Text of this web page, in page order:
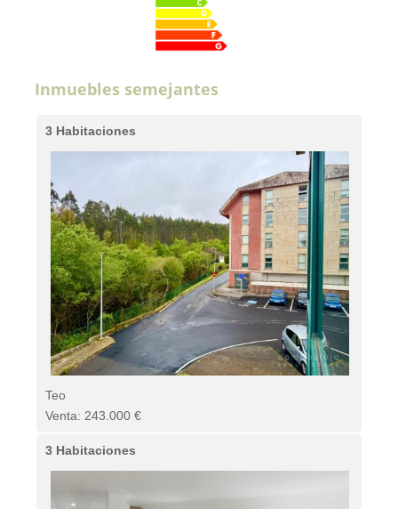
Inmuebles semejantes
3 Habitaciones
Teo
Venta: 243.000 €
3 Habitaciones